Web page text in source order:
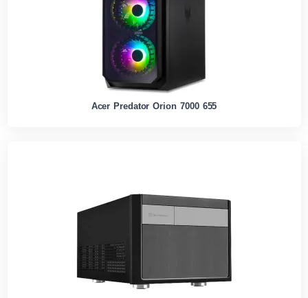
Acer Predator Orion 7000 655